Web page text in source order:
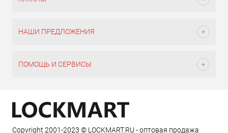
НАШИ ПРЕДЛОЖЕНИЯ
ПОМОЩЬ И СЕРВИСЫ
Copyright 2001-2023 © LOCKMART.RU - оптовая продажа